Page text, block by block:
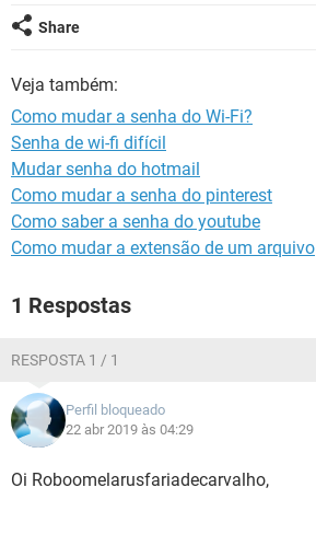
GUIA DE COMPRAS
Share
Veja também:
Como mudar a senha do Wi-Fi?
Senha de wi-fi difícil
Mudar senha do hotmail
Como mudar a senha do pinterest
Como saber a senha do youtube
Como mudar a extensão de um arquivo
1 Respostas
RESPOSTA 1 / 1
Perfil bloqueado
22 abr 2019 às 04:29
Oi Roboomelarusfariadecarvalho,